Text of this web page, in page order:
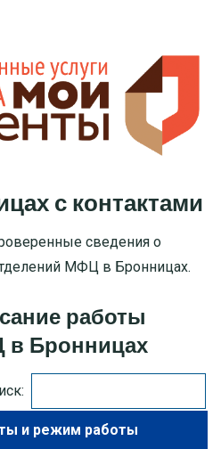
с контактами
сведения о
МФЦ в Бронницах.
работы
в Бронницах